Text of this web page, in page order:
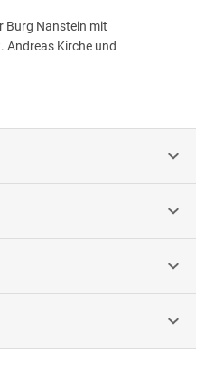
Burg Nanstein mit
Andreas Kirche und
Primasens, Otterberg mit
Zweibrücken" ist nur wenige
Oase "Cubo" in Landstuhl lädt